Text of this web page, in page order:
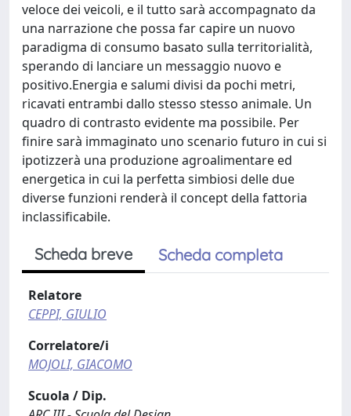
veloce dei veicoli, e il tutto sarà accompagnato da
una narrazione che possa far capire un nuovo
paradigma di consumo basato sulla territorialità,
sperando di lanciare un messaggio nuovo e
positivo.Energia e salumi divisi da pochi metri,
ricavati entrambi dallo stesso stesso animale. Un
quadro di contrasto evidente ma possibile. Per
finire sarà immaginato uno scenario futuro in cui si
ipotizzerà una produzione agroalimentare ed
energetica in cui la perfetta simbiosi delle due
diverse funzioni renderà il concept della fattoria
inclassificabile.
Scheda breve Scheda completa
Relatore
CEPPI, GIULIO
Correlatore/i
MOJOLI, GIACOMO
Scuola / Dip.